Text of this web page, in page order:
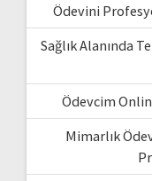
Ödevini
Sağlık Alanında
Ödevcim
Mimarlık